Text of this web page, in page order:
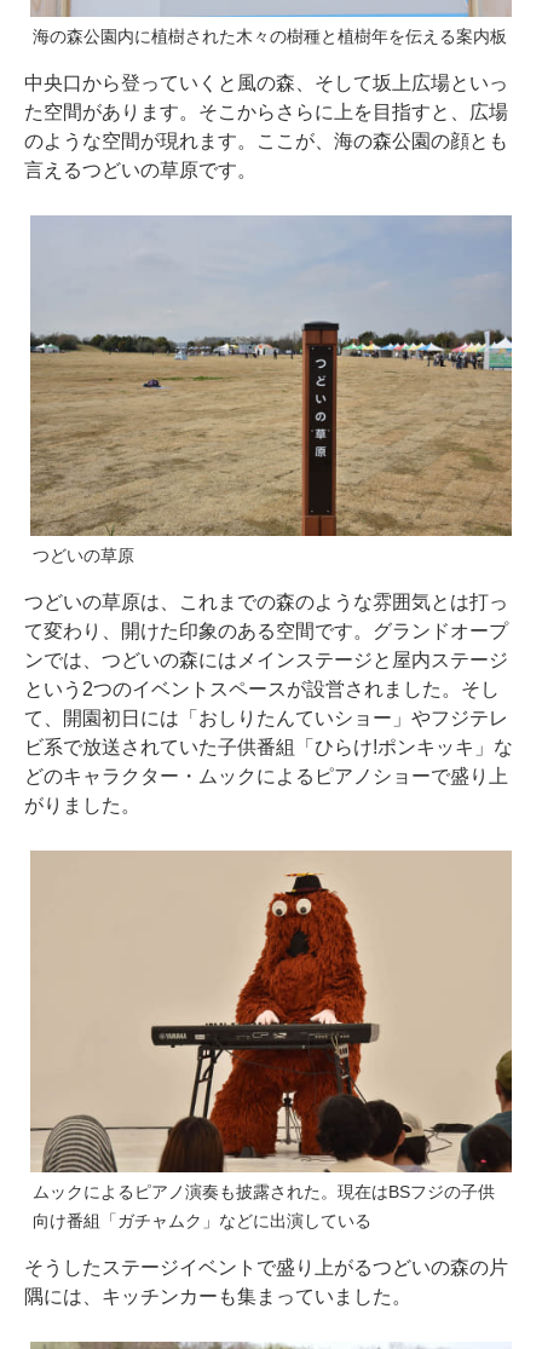
海の森公園内に植樹された木々の樹種と植樹年を伝える案内板
中央口から登っていくと風の森、そして坂上広場といっ
た空間があります。そこからさらに上を目指すと、広場
のような空間が現れます。ここが、海の森公園の顔とも
言えるつどいの草原です。
つどいの草原
つどいの草原は、これまでの森のような雰囲気とは打っ
て変わり、開けた印象のある空間です。グランドオープ
ンでは、つどいの森にはメインステージと屋内ステージ
という2つのイベントスペースが設営されました。そし
て、開園初日には「おしりたんていショー」やフジテレ
ビ系で放送されていた子供番組「ひらけ!ポンキッキ」な
どのキャラクター・ムックによるピアノショーで盛り上
がりました。
ムックによるピアノ演奏も披露された。現在はBSフジの子供
向け番組「ガチャムク」などに出演している
そうしたステージイベントで盛り上がるつどいの森の片
隅には、キッチンカーも集まっていました。